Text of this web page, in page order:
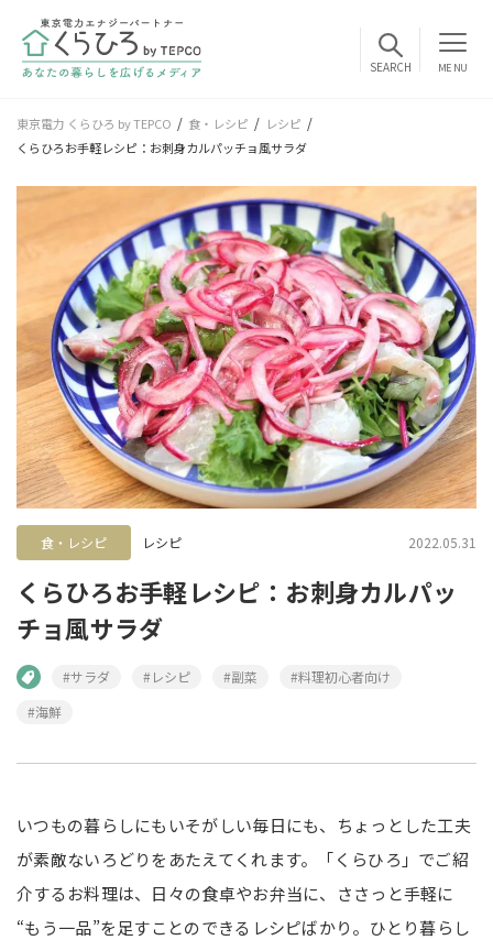
MENU
東京電力 くらひろ by TEPCO 食・レシピ
レシピ
くらひろお手軽レシピ：お刺身カルパッチョ風サラダ
2022.05.31
食・レシピ レシピ
くらひろお手軽レシピ：お刺身カルパッ
チョ風サラダ
#サラダ #レシピ #副菜
#料理初心者向け
#海鮮
いつもの暮らしにもいそがしい毎日にも、ちょっとした工夫
が素敵ないろどりをあたえてくれます。「くらひろ」でご紹
介するお料理は、日々の食卓やお弁当に、ささっと手軽に
“もう一品”を足すことのできるレシピばかり。ひとり暮らし